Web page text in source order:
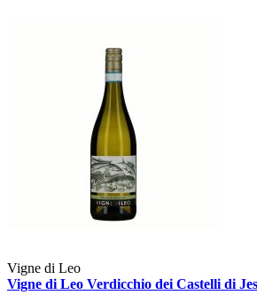
Vigne di Leo
Vigne di Leo Verdicchio dei Castelli di